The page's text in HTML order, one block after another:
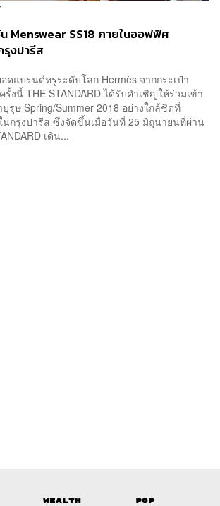
Menswear SS18 ภายในออฟฟิศ
รุงปารีส
แบรนด์หรูระดับโลก Hermès จากกระเป๋า
รั้งนี้ THE STANDARD ได้รับคำเชิญให้ร่วมเข้า
รุษ Spring/Summer 2018 อย่างใกล้ชิดที่
นกรุงปารีส ซึ่งจัดขึ้นเมื่อวันที่ 25 มิถุนายนที่ผ่าน
เดิน...
Wealth Pop